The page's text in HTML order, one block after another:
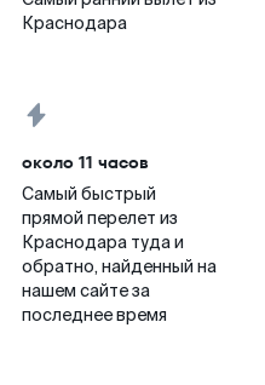
Краснодара
около 11 часов
Самый быстрый
прямой перелет из
Краснодара туда и
обратно, найденный на
нашем сайте за
последнее время